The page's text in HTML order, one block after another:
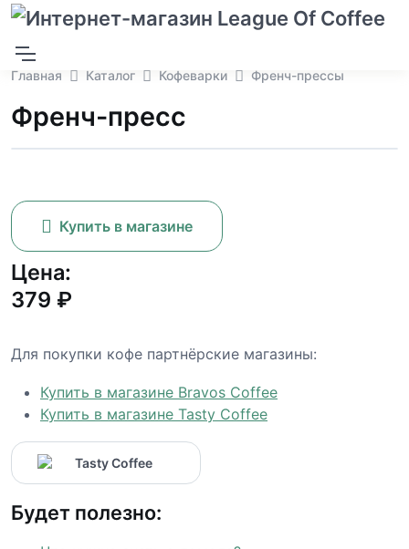
Главная Каталог Кофеварки Френч-прессы
Френч-пресс
Купить в магазине
Цена:
379 ₽
Для покупки кофе партнёрские магазины:
Купить в магазине Bravos Coffee
Купить в магазине Tasty Coffee
Будет полезно: